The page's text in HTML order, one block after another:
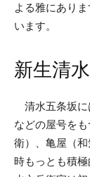
よる雅にあり
います。
新生清
清水五条坂に
などの屋号を
衛）、亀屋（
時もっとも積